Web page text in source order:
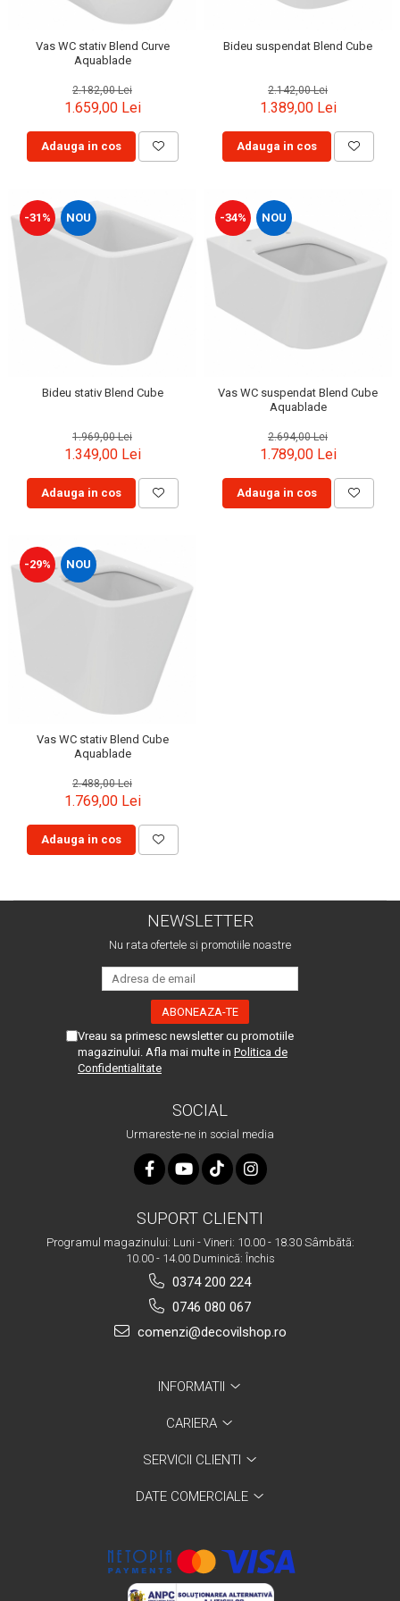
Capace WC clasice
Vas WC stativ Blend Curve
Aquablade
2.182,00 Lei
1.659,00 Lei
Adauga in cos
Bideu suspendat Blend Cube
2.142,00 Lei
1.389,00 Lei
Adauga in cos
-31% NOU
Bideu stativ Blend Cube
1.969,00 Lei
1.349,00 Lei
Adauga in cos
-34% NOU
Vas WC suspendat Blend Cube
Aquablade
2.694,00 Lei
1.789,00 Lei
Adauga in cos
-29% NOU
Vas WC stativ Blend Cube
Aquablade
2.488,00 Lei
1.769,00 Lei
Adauga in cos
NEWSLETTER
Nu rata ofertele si promotiile noastre
Vreau sa primesc newsletter cu promotiile
magazinului. Afla mai multe in Politica de
Confidentialitate
SOCIAL
Urmareste-ne in social media
SUPORT CLIENTI
Programul magazinului: Luni - Vineri: 10.00 - 18.30 Sâmbătă:
10.00 - 14.00 Duminică: Închis
0374 200 224
0746 080 067
comenzi@decovilshop.ro
INFORMATII
CARIERA
SERVICII CLIENTI
DATE COMERCIALE